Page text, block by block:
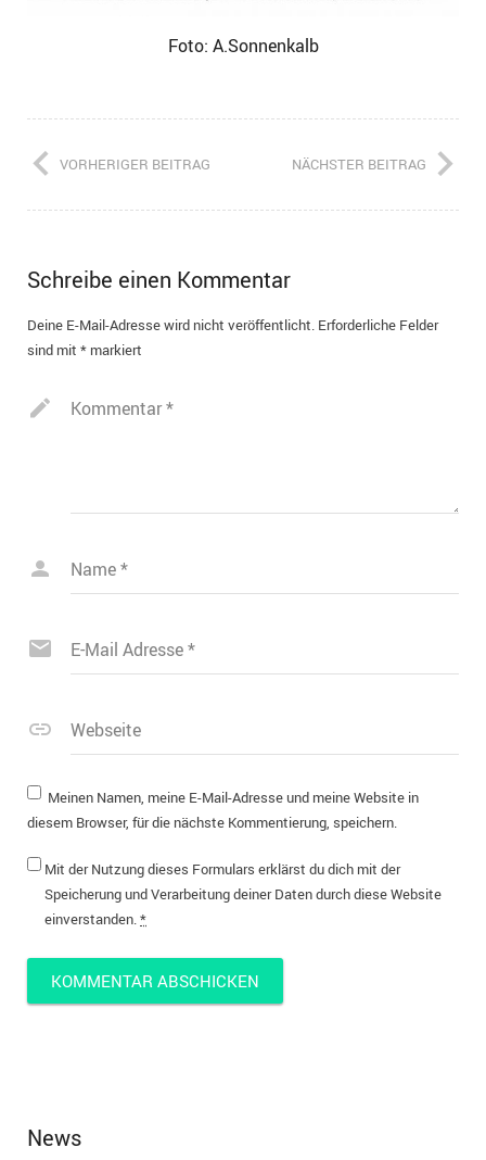
Foto: A.Sonnenkalb
VORHERIGER BEITRAG NÄCHSTER BEITRAG
Schreibe einen Kommentar
Deine E-Mail-Adresse wird nicht veröffentlicht. Erforderliche Felder
sind mit * markiert
Kommentar*
Name*
E-Mail Adresse*
Webseite
Meinen Namen, meine E-Mail-Adresse und meine Website in
diesem Browser, für die nächste Kommentierung, speichern.
Mit der Nutzung dieses Formulars erklärst du dich mit der
Speicherung und Verarbeitung deiner Daten durch diese Website
einverstanden.*
News